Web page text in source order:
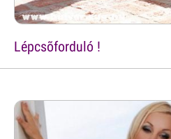
Lépcsõforduló !